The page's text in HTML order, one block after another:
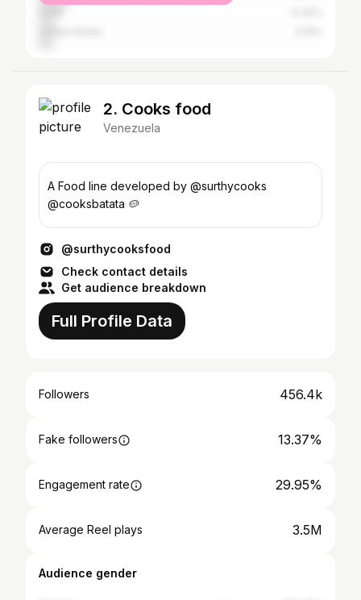
2. Cooks food
Venezuela
A Food line developed by @surthycooks
@cooksbatata 🥔
@surthycooksfood
Check contact details
Get audience breakdown
Full Profile Data
Followers 456.4k
Fake followers 13.37%
Engagement rate 29.95%
Average Reel plays 3.5M
Audience gender